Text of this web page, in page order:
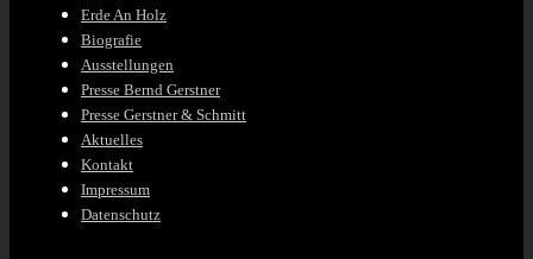
Erde An Holz
Biografie
Ausstellungen
Presse Bernd Gerstner
Presse Gerstner & Schmitt
Aktuelles
Kontakt
Impressum
Datenschutz